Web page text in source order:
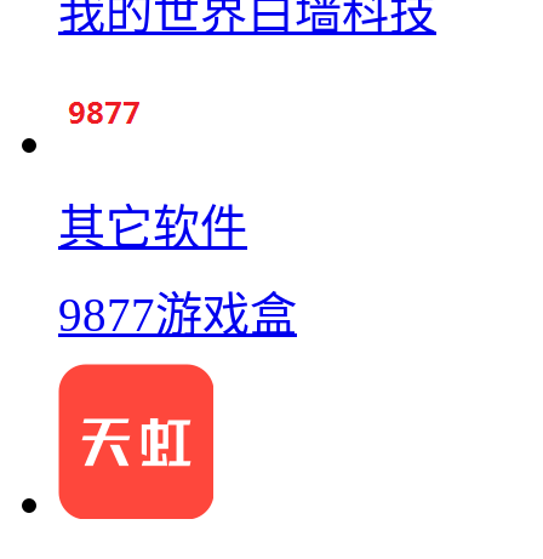
我的世界白墙科技
其它软件
9877游戏盒